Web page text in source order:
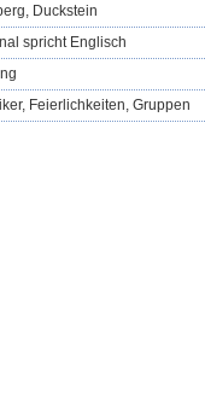
Duckstein
spricht Englisch
Feierlichkeiten, Gruppen